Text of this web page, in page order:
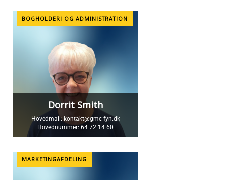
BOGHOLDERI OG ADMINISTRATION
Hovedmail: kontakt@gmc-fyn.dk
Hovednummer: 64 72 14 60
Dorrit Smith
MARKETINGAFDELING